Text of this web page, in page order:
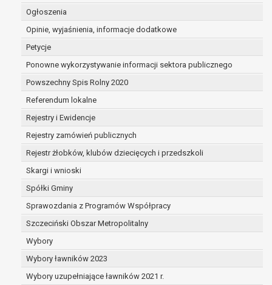
Ogłoszenia
Opinie, wyjaśnienia, informacje dodatkowe
Petycje
Ponowne wykorzystywanie informacji sektora publicznego
Powszechny Spis Rolny 2020
Referendum lokalne
Rejestry i Ewidencje
Rejestry zamówień publicznych
Rejestr żłobków, klubów dziecięcych i przedszkoli
Skargi i wnioski
Spółki Gminy
Sprawozdania z Programów Współpracy
Szczeciński Obszar Metropolitalny
Wybory
Wybory ławników 2023
Wybory uzupełniające ławników 2021 r.
w przypadku gdy:
dane są nieprawidłowe lub
niekompletne;
osobowych (tzw. prawo do bycia
zapomnianym) na podstawie art. 17 RODO,
w przypadku gdy:
dane nie są już niezbędne do celów,
sposób przetwarzane,
osoba, której dane dotyczą, wniosła
sprzeciw wobec przetwarzania
osoba, której dane dotyczą wycofała
osobowych, która jest podstawą
przetwarzania danych i nie ma innej
podstawy prawnej przetwarzania
dane osobowe przetwarzane są
niezgodnie z prawem,